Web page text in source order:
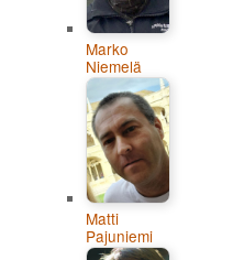
Marko
Niemelä
Matti
Pajuniemi